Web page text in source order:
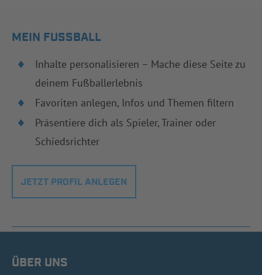
MEIN FUSSBALL
Inhalte personalisieren – Mache diese Seite zu
deinem Fußballerlebnis
Favoriten anlegen, Infos und Themen filtern
Präsentiere dich als Spieler, Trainer oder
Schiedsrichter
JETZT PROFIL ANLEGEN
ÜBER UNS